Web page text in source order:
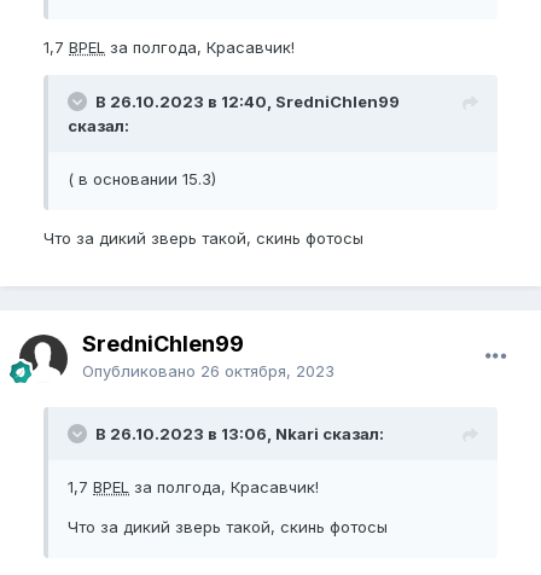
1,7 BPEL за полгода, Красавчик!
В 26.10.2023 в 12:40, SredniChlen99
сказал:
( в основании 15.3)
Что за дикий зверь такой, скинь фотосы
SredniChlen99
Опубликовано 26 октября, 2023
В 26.10.2023 в 13:06, Nkari сказал:
1,7 BPEL за полгода, Красавчик!
Что за дикий зверь такой, скинь фотосы